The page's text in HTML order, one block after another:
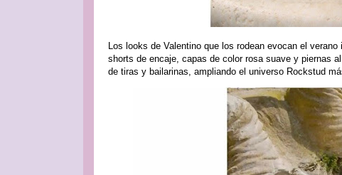
Los looks de Valentino que los rodean evocan el
shorts de encaje, capas de color rosa suave y piernas
de tiras y bailarinas, ampliando el universo Rockstud